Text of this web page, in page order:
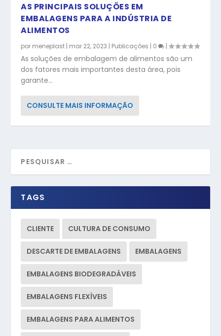
AS PRINCIPAIS SOLUÇÕES EM
EMBALAGENS PARA A INDÚSTRIA DE
ALIMENTOS
por meneplast | mar 22, 2023 | Publicações | 0 |
As soluções de embalagem de alimentos são um
dos fatores mais importantes desta área, pois
garante...
CONSULTE MAIS INFORMAÇÃO
TAGS
CLIENTE CULTURA DE CONSUMO
DESCARTE DE EMBALAGENS EMBALAGENS
EMBALAGENS BIODEGRADÁVEIS
EMBALAGENS FLEXÍVEIS
EMBALAGENS PARA ALIMENTOS